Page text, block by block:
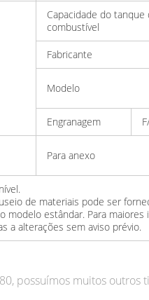
Capacidade do tanque
combustível
Fabricante
Modelo
Engranagem
Para anexo
de materiais pode ser
modelo estândar. Para
a alterações sem aviso prévio.
possuímos muitos